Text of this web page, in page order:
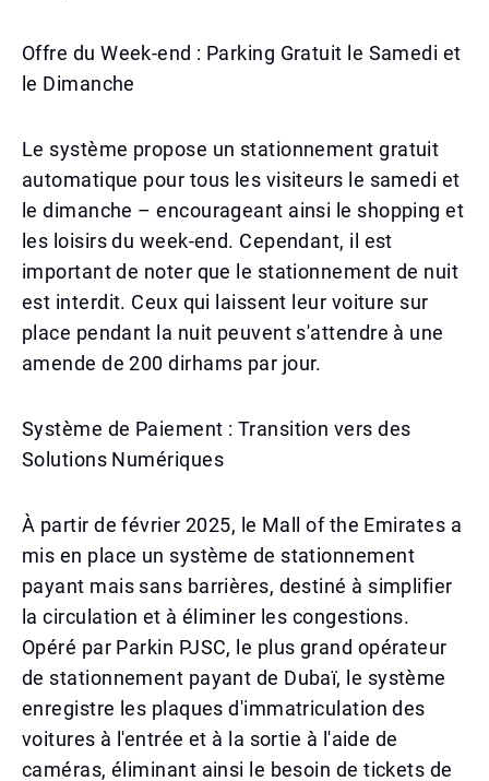
Offre du Week-end : Parking Gratuit le Samedi et
le Dimanche
Le système propose un stationnement gratuit
automatique pour tous les visiteurs le samedi et
le dimanche – encourageant ainsi le shopping et
les loisirs du week-end. Cependant, il est
important de noter que le stationnement de nuit
est interdit. Ceux qui laissent leur voiture sur
place pendant la nuit peuvent s'attendre à une
amende de 200 dirhams par jour.
Système de Paiement : Transition vers des
Solutions Numériques
À partir de février 2025, le Mall of the Emirates a
mis en place un système de stationnement
payant mais sans barrières, destiné à simplifier
la circulation et à éliminer les congestions.
Opéré par Parkin PJSC, le plus grand opérateur
de stationnement payant de Dubaï, le système
enregistre les plaques d'immatriculation des
voitures à l'entrée et à la sortie à l'aide de
caméras, éliminant ainsi le besoin de tickets de